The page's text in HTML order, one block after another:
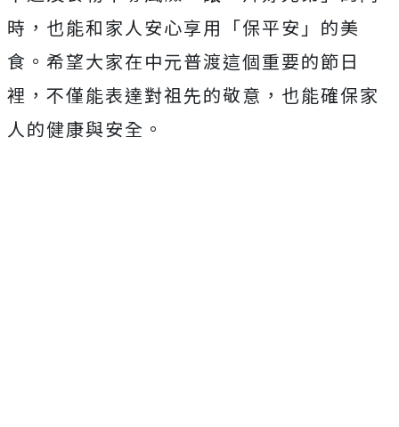
時，也能和家人安心享用「保平安」的美
食。希望大家在中元普渡這個重要的節日
裡，不僅能表達對祖先的敬意，也能確保家
人的健康與安全。